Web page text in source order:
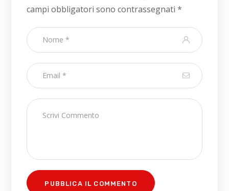
campi obbligatori sono contrassegnati*